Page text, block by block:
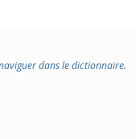
dans le dictionnaire.